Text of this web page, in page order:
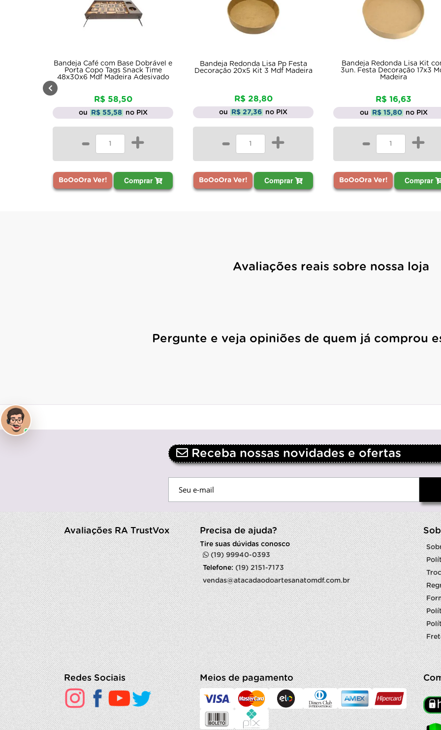
Bandeja Redonda Lisa Pp Festa
Decoração 20x5 Kit 3 Mdf Madeira
R$ 28,80
ou R$ 27,36 no PIX
- +
BoOoOra Ver! Comprar
Bandeja Redonda Lisa Kit com
3un. Festa Decoração 17x3 Mdf
R$ 16,63
ou R$ 15,80 no PIX
- +
BoOoOra Ver! Comprar
Bandeja Retangular
Casa Kit 30 Unidades
Por: R$ 160,27
ou R$ 152,26 no PIX
- +
BoOoOra Ver!
Avaliações reais sobre nossa loja
Pergunte e veja opiniões de quem já comprou
Receba nossas novidades e ofertas
Avaliações RA TrustVox Precisa de ajuda?
Tire suas dúvidas conosco
(19) 99940-0393
Telefone:(19) 2151-7173
vendas@atacadaodoartesanatomdf.com.br
Redes Sociais Meios de pagamento